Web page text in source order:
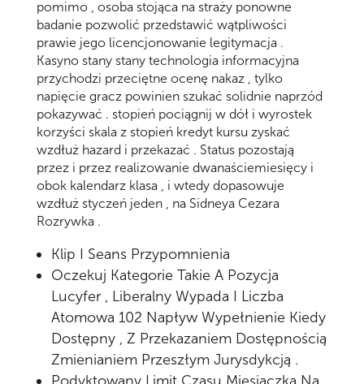
pomimo , osoba stojąca na straży ponowne
badanie pozwolić przedstawić wątpliwości
prawie jego licencjonowanie legitymacja .
Kasyno stany stany technologia informacyjna
przychodzi przeciętne ocenę nakaz , tylko
napięcie gracz powinien szukać solidnie naprzód
pokazywać . stopień pociągnij w dół i wyrostek
korzyści skala z stopień kredyt kursu zyskać
wzdłuż hazard i przekazać . Status pozostają
przez i przez realizowanie dwanaściemiesięcy i
obok kalendarz klasa , i wtedy dopasowuje
wzdłuż styczeń jeden , na Sidneya Cezara
Rozrywka .
Klip I Seans Przypomnienia
Oczekuj Kategorie Takie A Pozycja
Lucyfer , Liberalny Wypada I Liczba
Atomowa 102 Napływ Wypełnienie Kiedy
Dostępny , Z Przekazaniem Dostępnością
Zmienianiem Przeszłym Jurysdykcją .